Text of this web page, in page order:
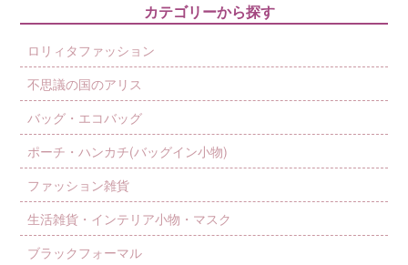
カテゴリーから探す
ロリィタファッション
不思議の国のアリス
バッグ・エコバッグ
ポーチ・ハンカチ(バッグイン小物)
ファッション雑貨
生活雑貨・インテリア小物・マスク
ブラックフォーマル